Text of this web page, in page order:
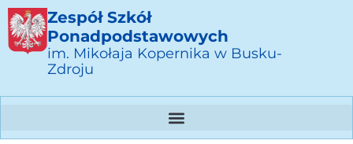
Zespół Szkół
Ponadpodstawowych
im. Mikołaja Kopernika w Busku-
Zdroju